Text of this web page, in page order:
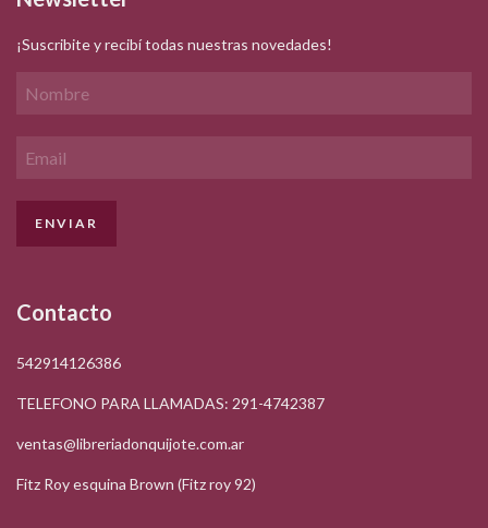
¡Suscribite y recibí todas nuestras novedades!
Contacto
542914126386
TELEFONO PARA LLAMADAS: 291-4742387
ventas@libreriadonquijote.com.ar
Fitz Roy esquina Brown (Fitz roy 92)